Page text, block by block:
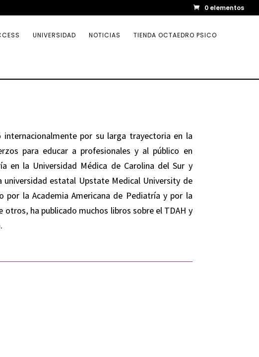
0 elementos
UNIVERSIDAD NOTICIAS TIENDA OCTAEDRO PSICO
por su larga trayectoria en la
para educar a profesionales y al público en
en la Universidad Médica de Carolina del Sur y
estatal Upstate Medical University de
por la Academia Americana de Pediatría y por la
otros, ha publicado muchos libros sobre el TDAH y